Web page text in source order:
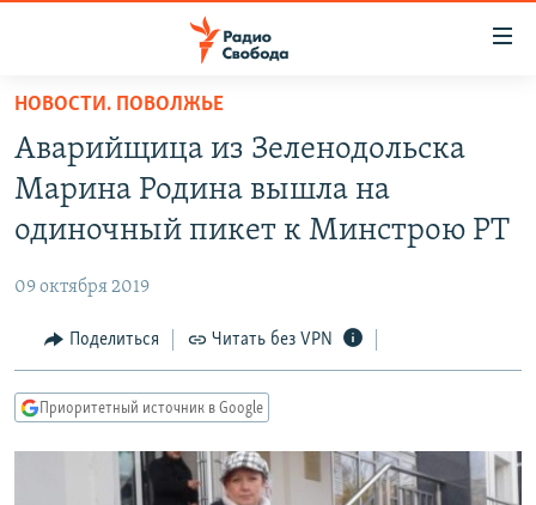
упрощенного
доступа
Вернуться
основному
Вернутся
Вернутся
ПОДКАСТЫ
АВТОРСКИЕ ПРОЕКТЫ
МНЕНИЯ
КУЛЬТУРА
КАВКАЗ.РЕАЛИИ
СЕВЕР.РЕАЛИИ
НОВОСТИ. ПОВОЛЖЬЕ
Аварийщица из Зеленодольска
Марина Родина вышла на
одиночный пикет к Минстрою РТ
09 октября 2019
Поделиться Читать без VPN
Приоритетный источник в Google